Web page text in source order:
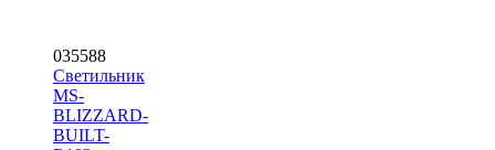
035588
Светильник
MS-
BLIZZARD-
BUILT-